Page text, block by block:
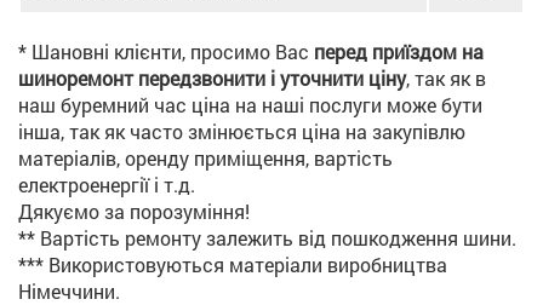
* Шановні клієнти, просимо Вас перед приїздом на
шиноремонт передзвонити і уточнити ціну, так як в
наш буремний час ціна на наші послуги може бути
інша, так як часто змінюється ціна на закупівлю
матеріалів, оренду приміщення, вартість
електроенергії і т.д.
Дякуємо за порозуміння!
** Вартість ремонту залежить від пошкодження шини.
*** Використовуються матеріали виробництва
Німеччини.